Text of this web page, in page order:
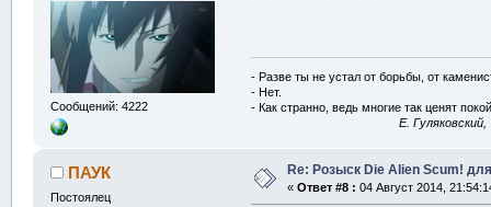
Сообщений: 4222
- Разве ты не устал от борьбы, от
- Нет.
- Как странно, ведь многие так ценят
E.
ПАУК
Постоялец
Re: Розыск Die Alien Scum!
« Ответ #8 : 04 Август 2014,